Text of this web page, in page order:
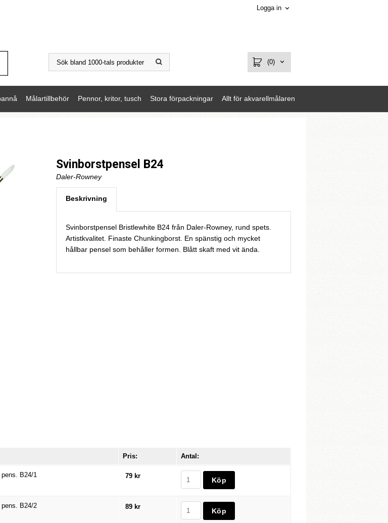
Logga in
(0)
Målartillbehör Pennor, kritor, tusch Stora förpackningar Allt för akvarellmålaren
Svinborstpensel B24
Daler-Rowney
Beskrivning
Svinborstpensel Bristlewhite B24 från Daler-Rowney, rund spets.
Artistkvalitet. Finaste Chunkingborst. En spänstig och mycket
hållbar pensel som behåller formen. Blått skaft med vit ända.
Pris: Antal:
pens. B24/1 79 kr
pens. B24/2 89 kr